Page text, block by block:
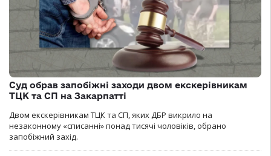
Суд обрав запобіжні заходи двом екскерівникам
ТЦК та СП на Закарпатті
Двом екскерівникам ТЦК та СП, яких ДБР викрило на
незаконному «списанні» понад тисячі чоловіків, обрано
запобіжний захід.